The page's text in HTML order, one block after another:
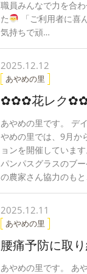
職員みんなで力を合
た
「ご利用者に喜
気持ちで頑…
2025.12.12
あやめの里
✿✿✿花レク
あやめの里です。 デ
やめの里では、9月か
ョンを開催していま
パンパスグラスのブ
の農家さん協力のも
2025.12.11
あやめの里
腰痛予防に取
あやめの里です。 あ